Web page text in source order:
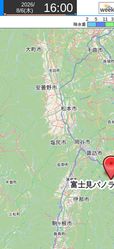
2026/
8/6(木)
16:00
2 5 11
富士見パノ
富士見パノ